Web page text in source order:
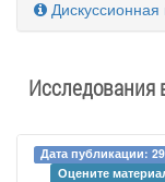
Исследования
Дата публикации:
Оцените